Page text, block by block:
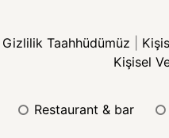
Gizlilik Taahhüdümüz
Kişisel
restaurant & bar